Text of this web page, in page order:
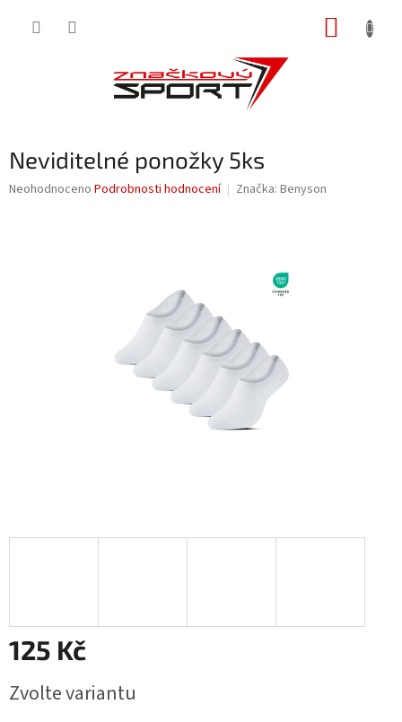
Neviditelné ponožky 5ks
Průměrné
Neohodnoceno Podrobnosti hodnocení Značka: Benyson
125 Kč
cena:
Zvolte variantu